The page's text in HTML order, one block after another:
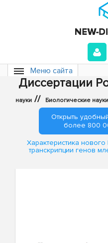
Меню сайта
Диссертации
науки // Биологические
Открыть
более 800
Характеристика
транскрипции генов